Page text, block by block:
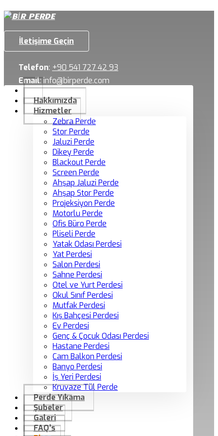
İletişime Geçin
Telefon: +90 541 727 42 93
Email:info@birperde.com
Hakkımızda
Hizmetler
Zebra Perde
Stor Perde
Jaluzi Perde
Dikey Perde
Blackout Perde
Screen Perde
Ahşap Jaluzi Perde
Ahşap Stor Perde
Projeksiyon Perde
Motorlu Perde
Ofis Büro Perde
Pliseli Perde
Yatak Odası Perdesi
Yat Perdesi
Salon Perdesi
Sahne Perdesi
Otel ve Yurt Perdesi
Okul Sınıf Perdesi
Mutfak Perdesi
Kış Bahçesi Perdesi
Ev Perdesi
Genç & Çocuk Odası Perdesi
Hastane Perdesi
Cam Balkon Perdesi
Banyo Perdesi
İş Yeri Perdesi
Kruvaze Tül Perde
Perde Yıkama
Şubeler
Galeri
FAQ’s